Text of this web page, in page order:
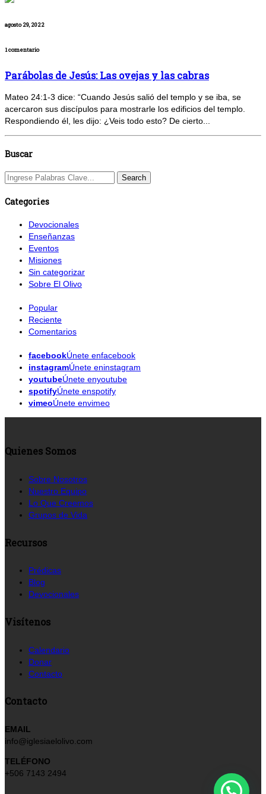
agosto 29, 2022
1 comentario
Parábolas de Jesús: Las ovejas y las cabras
Mateo 24:1-3 dice: “Cuando Jesús salió del templo y se iba, se
acercaron sus discípulos para mostrarle los edificios del templo.
Respondiendo él, les dijo: ¿Veis todo esto? De cierto...
Buscar
Categories
Devocionales
Enseñanzas
Eventos
Misiones
Sin categorizar
Sobre El Olivo
Popular
Reciente
Comentarios
facebookÚnete enfacebook
instagramÚnete eninstagram
youtubeÚnete enyoutube
spotifyÚnete enspotify
vimeoÚnete envimeo
Quienes Somos
Sobre Nosotros
Nuestro Equipo
Lo Que Creemos
Grupos de Vida
Recursos
Prédicas
Blog
Devocionales
Visítenos
Calendario
Donar
Contacto
Contacto
EMAIL
info@iglesiaelolivo.com
TELÉFONO
+506 7143 2494